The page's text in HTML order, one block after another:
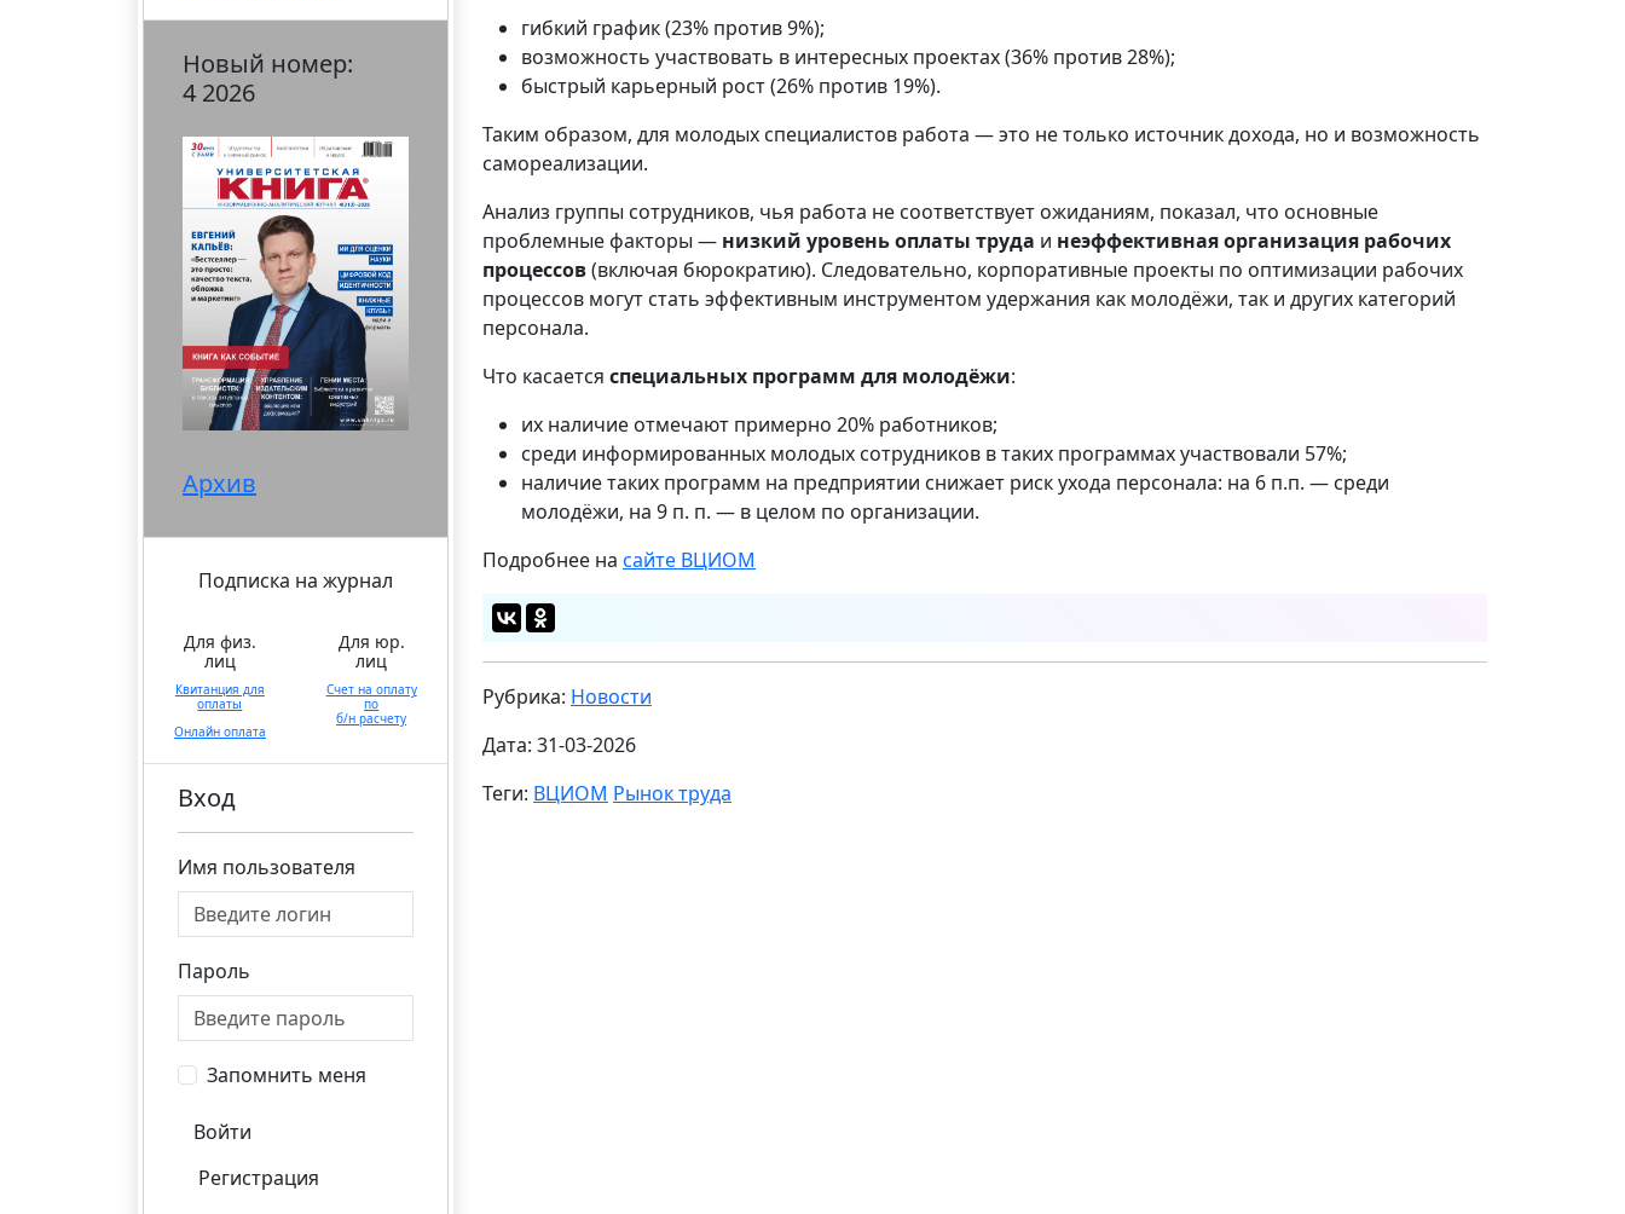
Новый номер:
4 2026
Архив
Подписка на журнал
Для физ.
лиц
Квитанция для
оплаты
Онлайн оплата
Для юр.
лиц
Счет на оплату
по
б/н расчету
Вход
Имя пользователя
Пароль
Запомнить меня
Войти
Регистрация
гибкий график (23% против 9%);
возможность участвовать в интересных проектах (36% против 28%);
быстрый карьерный рост (26% против 19%).
Таким образом, для молодых специалистов работа — это не только источник дохода, но и возможность
самореализации.
Анализ группы сотрудников, чья работа не соответствует ожиданиям, показал, что основные
проблемные факторы — низкий уровень оплаты труда и неэффективная организация рабочих
процессов(включая бюрократию). Следовательно, корпоративные проекты по оптимизации рабочих
процессов могут стать эффективным инструментом удержания как молодёжи, так и других категорий
персонала.
Что касается специальных программ для молодёжи:
их наличие отмечают примерно 20% работников;
среди информированных молодых сотрудников в таких программах участвовали 57%;
наличие таких программ на предприятии снижает риск ухода персонала: на 6 п.п. — среди
молодёжи, на 9 п. п. — в целом по организации.
Подробнее на сайте ВЦИОМ
Рубрика: Новости
Дата: 31-03-2026
Теги: ВЦИОМ Рынок труда